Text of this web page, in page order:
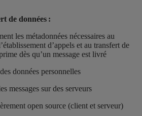
de données :
les métadonnées nécessaires au
d’appels et au transfert de
dès qu’un message est livré
données personnelles
messages sur des serveurs
open source (client et serveur)